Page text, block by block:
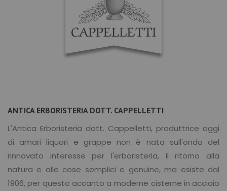
ANTICA ERBORISTERIA DOTT. CAPPELLETTI
L'Antica Erboristeria dott. Cappelletti, produttrice oggi
di amari liquori e grappe non è nata sull'onda del
rinnovato interesse per l'erboristeria, il ritorno alla
natura e alle cose semplici e genuine, ma esiste dal
1906, per questo accanto a moderne cisterne in acciaio